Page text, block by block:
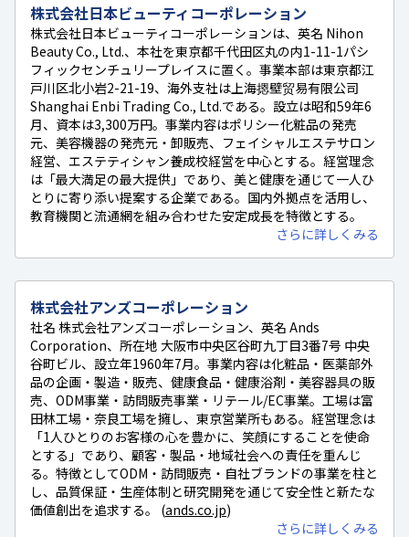
株式会社日本ビューティコーポレーション
株式会社日本ビューティコーポレーションは、英名 Nihon
Beauty Co., Ltd.、本社を東京都千代田区丸の内1-11-1パシ
フィックセンチュリープレイスに置く。事業本部は東京都江
戸川区北小岩2-21-19、海外支社は上海摁壁贸易有限公司
Shanghai Enbi Trading Co., Ltd.である。設立は昭和59年6
月、資本は3,300万円。事業内容はポリシー化粧品の発売
元、美容機器の発売元・卸販売、フェイシャルエステサロン
経営、エステティシャン養成校経営を中心とする。経営理念
は「最大満足の最大提供」であり、美と健康を通じて一人ひ
とりに寄り添い提案する企業である。国内外拠点を活用し、
教育機関と流通網を組み合わせた安定成長を特徴とする。
さらに詳しくみる
株式会社アンズコーポレーション
社名 株式会社アンズコーポレーション、英名 Ands
Corporation、所在地 大阪市中央区谷町九丁目3番7号 中央
谷町ビル、設立年1960年7月。事業内容は化粧品・医薬部外
品の企画・製造・販売、健康食品・健康浴剤・美容器具の販
売、ODM事業・訪問販売事業・リテール/EC事業。工場は富
田林工場・奈良工場を擁し、東京営業所もある。経営理念は
「1人ひとりのお客様の心を豊かに、笑顔にすることを使命
とする」であり、顧客・製品・地域社会への責任を重んじ
る。特徴としてODM・訪問販売・自社ブランドの事業を柱と
し、品質保証・生産体制と研究開発を通じて安全性と新たな
価値創出を追求する。 (ands.co.jp)
さらに詳しくみる